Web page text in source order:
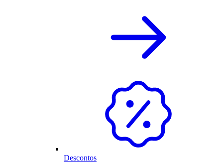
Descontos